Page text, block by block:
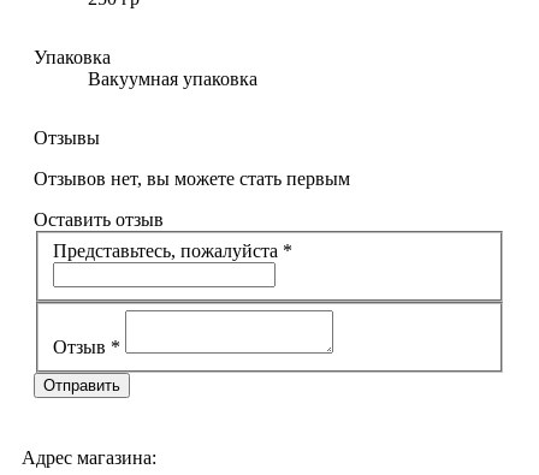
Упаковка
Вакуумная упаковка
Отзывы
Отзывов нет, вы можете стать первым
Оставить отзыв
Представьтесь, пожалуйста *
Отзыв *
Адрес магазина: